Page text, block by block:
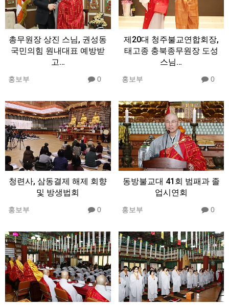
총무원장 상진 스님, 권성동
국민의힘 원내대표 예방받
고…
홍보부 0
제20대 청주불교연합회장,
태고종 충북종무원장 도성
스님…
홍보부 0
청련사, 삼동결제 해제 회향
및 방생법회
홍보부 0
동방불교대 41회 범패과 졸
업시연회
홍보부 0